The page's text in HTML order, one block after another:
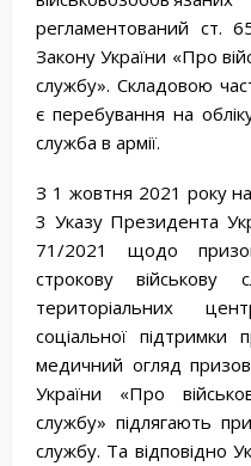
регламентований ст.
Закону України «Про
службу». Складовою
є перебування на
служба в армії.
З 1 жовтня 2021 року
3 Указу Президента
71/2021 щодо
строкову
територіальних
соціальної підтримки
медичний огляд
України «Про
службу» підлягають
службу. Та відповідно